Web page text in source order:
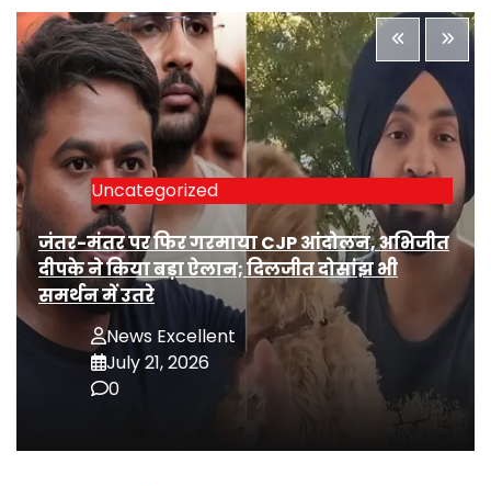
Uncategorized
जंतर-मंतर पर फिर गरमाया CJP आंदोलन, अभिजीत
दीपके ने किया बड़ा ऐलान; दिलजीत दोसांझ भी
समर्थन में उतरे
News Excellent
July 21, 2026
0